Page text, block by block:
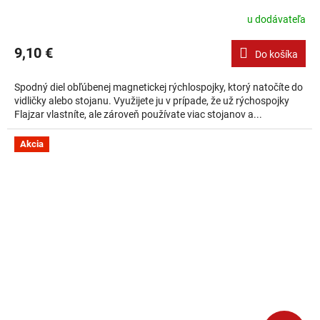
u dodávateľa
9,10 € Do košíka
Spodný diel obľúbenej magnetickej rýchlospojky, ktorý natočíte do
vidličky alebo stojanu. Využijete ju v prípade, že už rýchospojky
Flajzar vlastníte, ale zároveň používate viac stojanov a...
Akcia